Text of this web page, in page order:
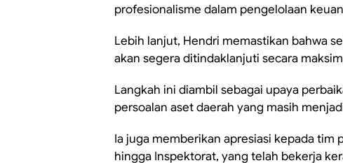
profesionalisme dalam pengelolaan
Lebih lanjut, Hendri memastikan bahwa
akan segera ditindaklanjuti secara
Langkah ini diambil sebagai upaya
persoalan aset daerah yang masih
Ia juga memberikan apresiasi kepada tim
hingga Inspektorat, yang telah bekerja